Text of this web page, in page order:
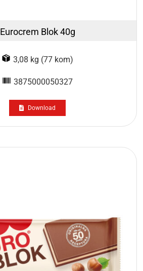
Eurocrem Blok 40g
3,08 kg (77 kom)
3875000050327
Download